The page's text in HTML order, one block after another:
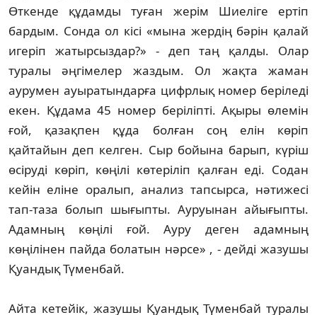
Өткенде құдамды туған жерім Шиеліге ертіп
бардым. Сонда ол кісі «мына жердің бәрін қалай
игеріп жатырсыздар?» - деп таң қалды. Олар
туралы әңгімелер жаздым. Ол жақта жаман
аурумен ауыратындарға цифрлық номер беріледі
екен. Құдама 45 номер беріліпті. Ақыры өлемін
ғой, қазақпен құда болған соң елін көріп
қайтайын деп келген. Сыр бойына барып, күріш
өсіруді көріп, көңілі көтеріліп қалған еді. Содан
кейін еліне оралып, анализ тапсырса, нәтижесі
тап-таза болып шығыпты. Ауруынан айығыпты.
Адамның көңілі ғой. Ауру деген адамның
көңілінен пайда болатын нәрсе» , - дейді жазушы
Қуандық Түменбай.
Айта кетейік, жазушы Қуандық Түменбай туралы